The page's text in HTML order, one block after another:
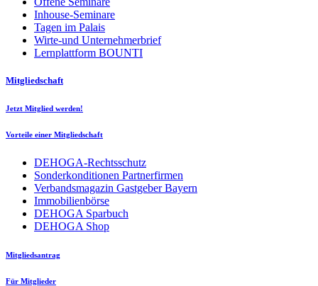
Inhouse-Seminare
Tagen im Palais
Wirte-und Unternehmerbrief
Lernplattform BOUNTI
Mitgliedschaft
Jetzt Mitglied werden!
Vorteile einer Mitgliedschaft
DEHOGA-Rechtsschutz
Sonderkonditionen Partnerfirmen
Verbandsmagazin Gastgeber Bayern
Immobilienbörse
DEHOGA Sparbuch
DEHOGA Shop
Mitgliedsantrag
Für Mitglieder